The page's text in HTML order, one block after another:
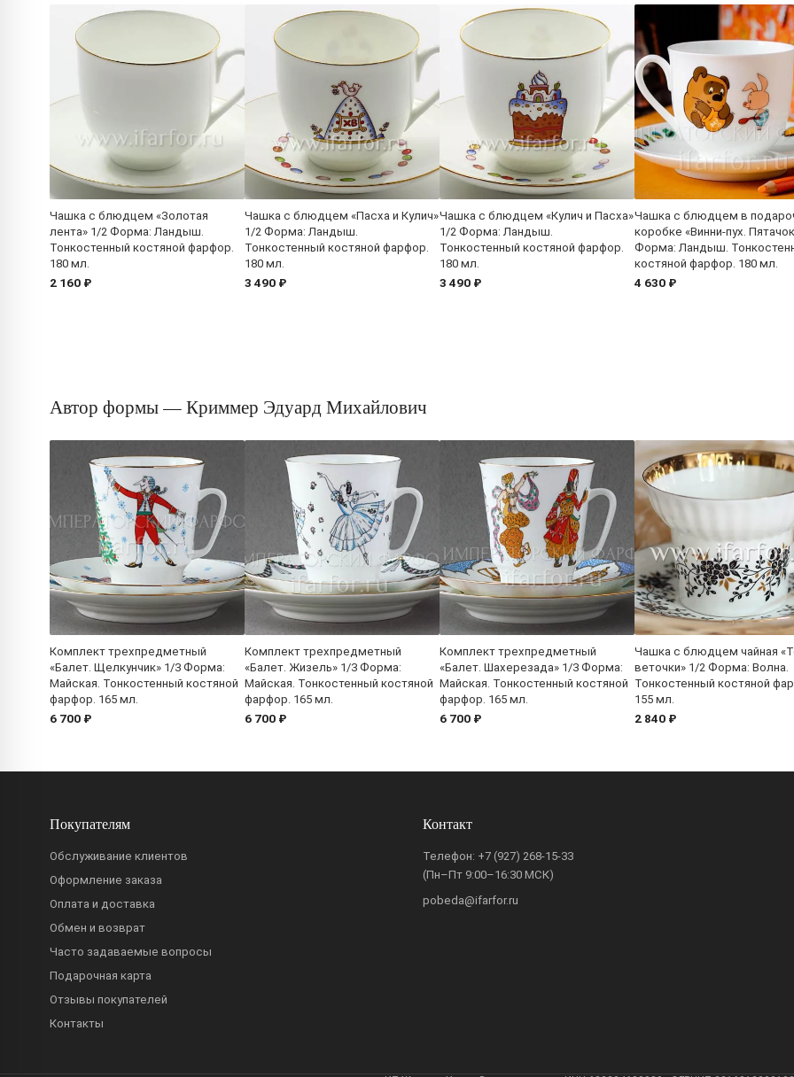
Чашка с блюдцем «Золотая
лента» 1/2 Форма: Ландыш.
Тонкостенный костяной фарфор.
180 мл.
2 160 ₽
Чашка с блюдцем «Пасха и Кулич»
1/2 Форма: Ландыш.
Тонкостенный костяной фарфор.
180 мл.
3 490 ₽
Чашка с блюдцем «Кулич и Пасха»
1/2 Форма: Ландыш.
Тонкостенный костяной фарфор.
180 мл.
3 490 ₽
Чашка с блюдцем в
коробке «Винни-пух.
Форма: Ландыш.
костяной фарфор. 180 мл.
4 630 ₽
Автор формы — Криммер Эдуард Михайлович
Комплект трехпредметный
«Балет. Щелкунчик» 1/3 Форма:
Майская. Тонкостенный костяной
фарфор. 165 мл.
6 700 ₽
Комплект трехпредметный
«Балет. Жизель» 1/3 Форма:
Майская. Тонкостенный костяной
фарфор. 165 мл.
6 700 ₽
Комплект трехпредметный
«Балет. Шахерезада» 1/3 Форма:
Майская. Тонкостенный костяной
фарфор. 165 мл.
6 700 ₽
Чашка с блюдцем чайная
веточки» 1/2 Форма: Волна.
Тонкостенный костяной
155 мл.
2 840 ₽
Покупателям
Обслуживание клиентов
Оформление заказа
Оплата и доставка
Обмен и возврат
Часто задаваемые вопросы
Подарочная карта
Отзывы покупателей
Контакты
Контакт
Телефон: +7 (927) 268-15-33
(Пн–Пт 9:00–16:30 МСК)
pobeda@ifarfor.ru